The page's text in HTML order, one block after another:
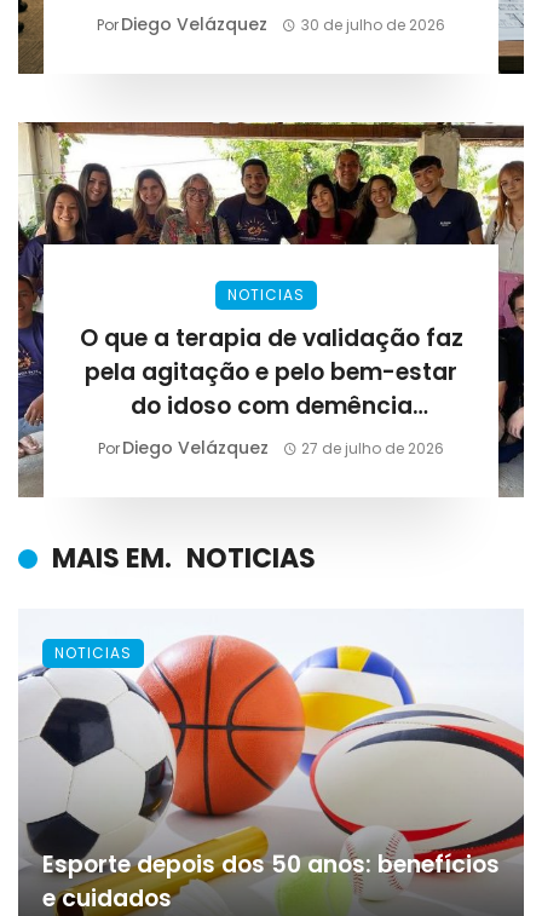
PorDiego Velázquez 30 de julho de 2026
NOTICIAS
O que a terapia de validação faz
pela agitação e pelo bem-estar
do idoso com demência
avançada?
PorDiego Velázquez 27 de julho de 2026
MAIS EM. NOTICIAS
Esporte depois dos 50 anos: benefícios
e cuidados
NOTICIAS